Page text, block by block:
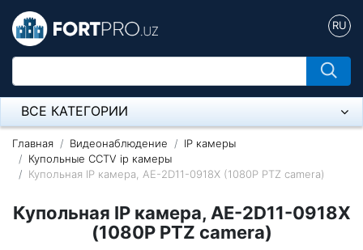
RU
ВСЕ КАТЕГОРИИ
Микрофон
Напольные розетки
Оборудование Mikrotik
Главная Видеонаблюдение
IP камеры
Купольные CCTV ip камеры
Купольная IP камера, AE-2D11-0918X (1080P PTZ camera)
Купольная IP камера, AE-2D11-0918X
(1080P PTZ camera)